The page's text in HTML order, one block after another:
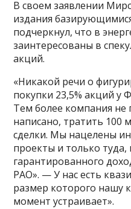
В своем заявлении
издания
подчеркнул, что в
заинтересованы в
акций.
«Никакой речи о
покупки 23,5% акций у
Тем более компания не
написано, тратить 100
сделки. Мы нацелены
проекты и только туда,
гарантированного
РАО». — У нас есть
размер которого нашу
момент устраивает».